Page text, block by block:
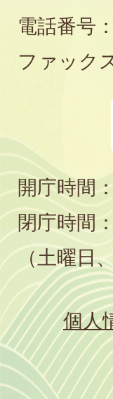
電話番号
ファック
開庁時間
閉庁時間
（土曜日
個人